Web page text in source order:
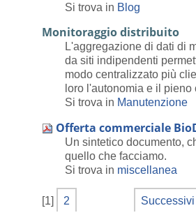
Si trova in Blog
Monitoraggio distribuito
L'aggregazione di dati di
da siti indipendenti
modo centralizzato più
loro l'autonomia e il pieno
Si trova in Manutenzione
Offerta commerciale
Un sintetico documento,
quello che facciamo.
Si trova in miscellanea
[1] 2